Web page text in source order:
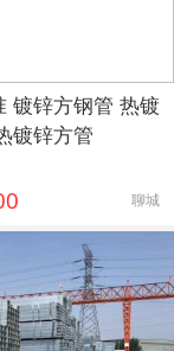
镀锌方钢管 热镀
镀锌方管
聊城